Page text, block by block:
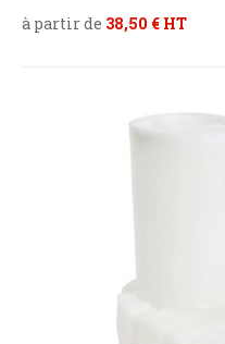
à partir de 38,50 € HT